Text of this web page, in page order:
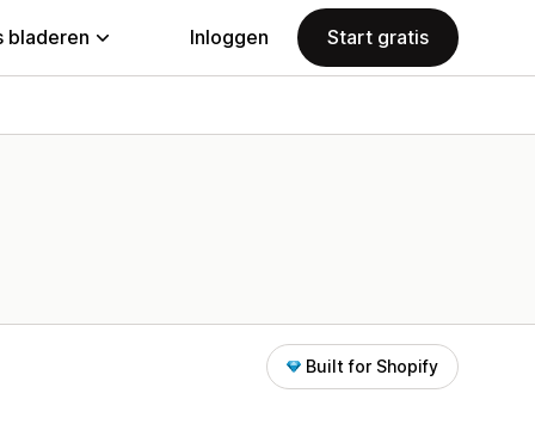
bladeren Inloggen Start gratis
Built for Shopify